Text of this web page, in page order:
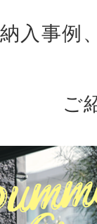
納入事例
ご